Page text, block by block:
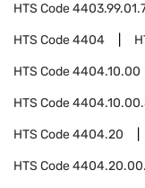
HTS Code
HTS Code4404
HTS Code4404.10.00
HTS Code
HTS Code4404.20
HTS Code